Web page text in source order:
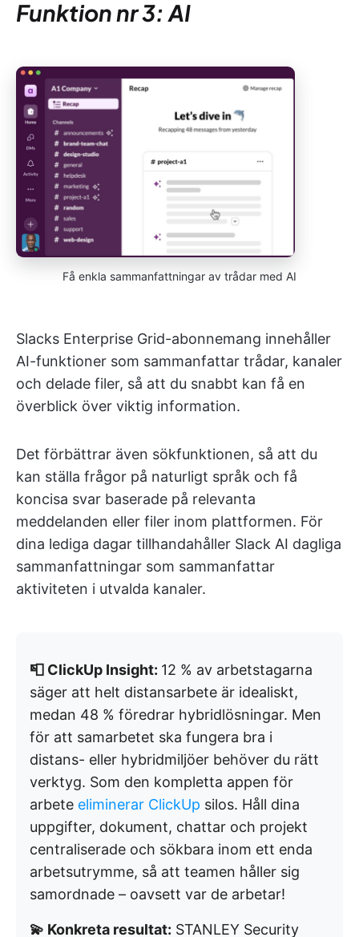
Funktion nr 3: AI
Få enkla sammanfattningar av trådar med AI
Slacks Enterprise Grid-abonnemang innehåller
AI-funktioner som sammanfattar trådar, kanaler
och delade filer, så att du snabbt kan få en
överblick över viktig information.
Det förbättrar även sökfunktionen, så att du
kan ställa frågor på naturligt språk och få
koncisa svar baserade på relevanta
meddelanden eller filer inom plattformen. För
dina lediga dagar tillhandahåller Slack AI dagliga
sammanfattningar som sammanfattar
aktiviteten i utvalda kanaler.
📮 ClickUp Insight: 12 % av arbetstagarna
säger att helt distansarbete är idealiskt,
medan 48 % föredrar hybridlösningar. Men
för att samarbetet ska fungera bra i
distans- eller hybridmiljöer behöver du rätt
verktyg. Som den kompletta appen för
arbete eliminerar ClickUp silos. Håll dina
uppgifter, dokument, chattar och projekt
centraliserade och sökbara inom ett enda
arbetsutrymme, så att teamen håller sig
samordnade – oavsett var de arbetar!
💫 Konkreta resultat: STANLEY Security